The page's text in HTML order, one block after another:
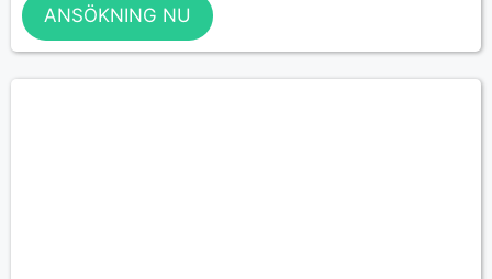
ANSÖKNING NU